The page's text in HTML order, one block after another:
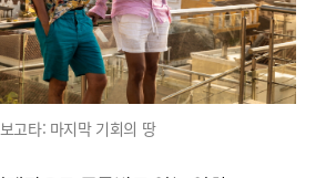
보고타: 마지막 기회의 땅